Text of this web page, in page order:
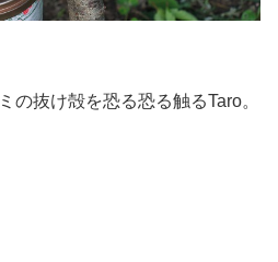
の抜け殻を恐る恐る触るTaro。